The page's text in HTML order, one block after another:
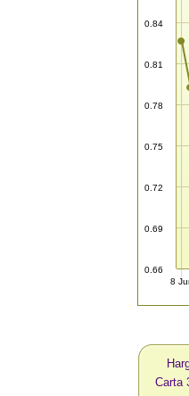
0.66
0.69
0.72
0.75
0.78
0.81
0.84
8
Carta